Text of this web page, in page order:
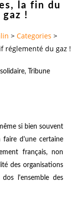
la fin du
!
> Categories >
réglementé du gaz !
solidaire, Tribune
si bien souvent
d'une certaine
français, non
des organisations
l'ensemble des